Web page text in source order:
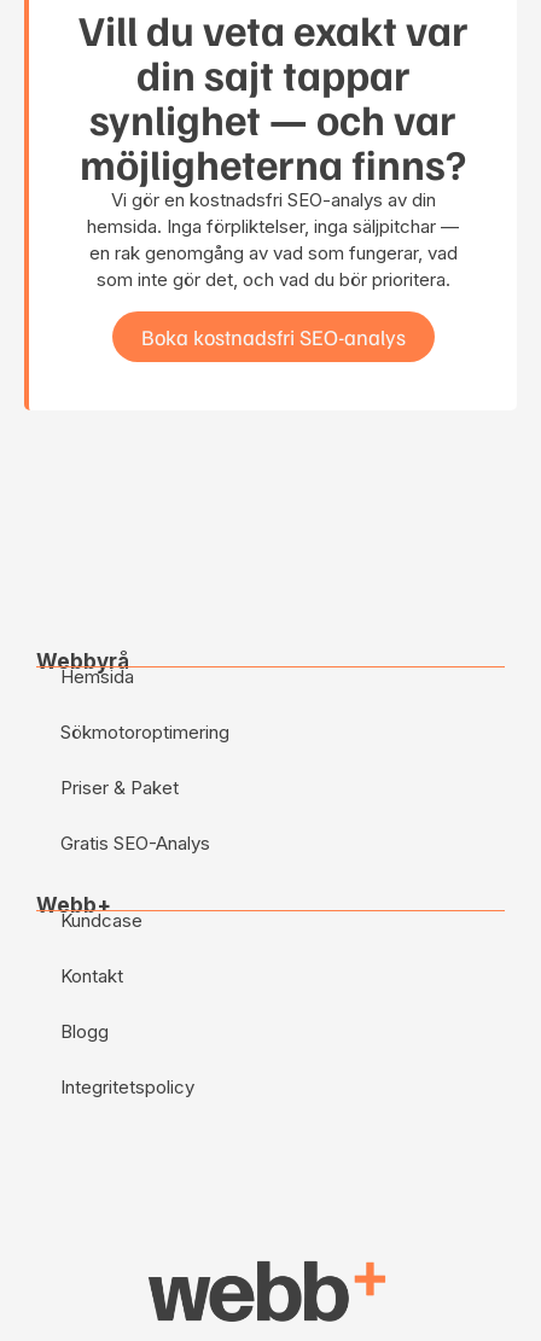
Vill du veta exakt var
din sajt tappar
synlighet — och var
möjligheterna finns?
Vi gör en kostnadsfri SEO-analys av din
hemsida. Inga förpliktelser, inga säljpitchar —
en rak genomgång av vad som fungerar, vad
som inte gör det, och vad du bör prioritera.
Boka kostnadsfri SEO-analys
Webbyrå
Hemsida
Sökmotoroptimering
Priser & Paket
Gratis SEO-Analys
Webb+
Kundcase
Kontakt
Blogg
Integritetspolicy